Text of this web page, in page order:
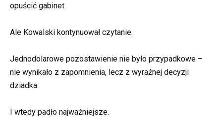
opuścić gabinet.
Ale Kowalski kontynuował czytanie.
Jednodolarowe pozostawienie nie było przypadkowe –
nie wynikało z zapomnienia, lecz z wyraźnej decyzji
dziadka.
I wtedy padło najważniejsze.